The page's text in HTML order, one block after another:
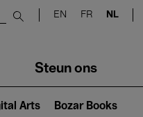
Submit search
EN FR NL
Steun ons
Arts Bozar Books